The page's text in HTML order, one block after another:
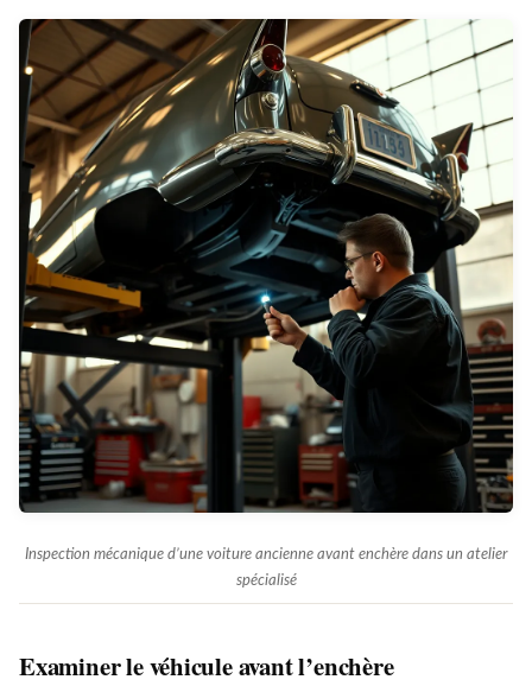
Inspection mécanique d’une voiture ancienne avant enchère dans un atelier
spécialisé
Examiner le véhicule avant l’enchère